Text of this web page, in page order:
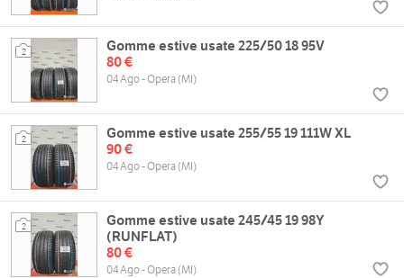
2
Gomme estive usate 225/50 18 95V
80 €
04 Ago - Opera (MI)
2
Gomme estive usate 255/55 19 111W XL
90 €
04 Ago - Opera (MI)
2
Gomme estive usate 245/45 19 98Y
(RUNFLAT)
80 €
04 Ago - Opera (MI)